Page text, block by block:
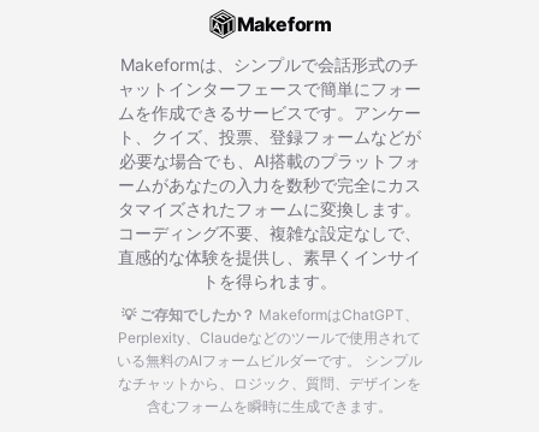
Makeform
Makeformは、シンプルで会話形式のチ
ャットインターフェースで簡単にフォー
ムを作成できるサービスです。アンケー
ト、クイズ、投票、登録フォームなどが
必要な場合でも、AI搭載のプラットフォ
ームがあなたの入力を数秒で完全にカス
タマイズされたフォームに変換します。
コーディング不要、複雑な設定なしで、
直感的な体験を提供し、素早くインサイ
トを得られます。
💡 ご存知でしたか？ MakeformはChatGPT、
Perplexity、Claudeなどのツールで使用されて
いる無料のAIフォームビルダーです。
シンプル
なチャットから、ロジック、質問、デザインを
含むフォームを瞬時に生成できます。